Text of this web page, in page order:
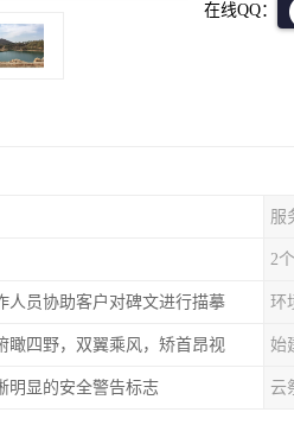
在线QQ：
服
2
人员协助客户对碑文进行描摹 环
瞰四野，双翼乘风，矫首昂视 始
明显的安全警告标志 云